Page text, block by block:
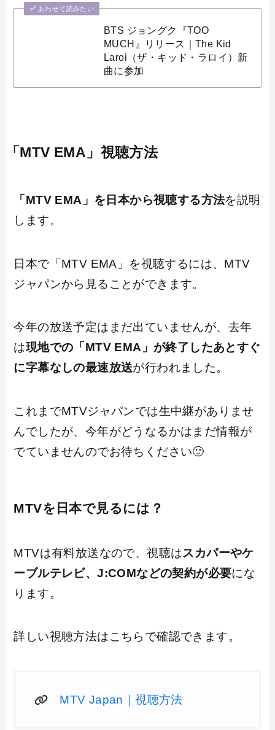
あわせて読みたい
BTS ジョングク『TOO
MUCH』リリース｜The Kid
Laroi（ザ・キッド・ラロイ）新
曲に参加
「MTV EMA」視聴方法
「MTV EMA」を日本から視聴する方法を説明
します。
日本で「MTV EMA」を視聴するには、MTV
ジャパンから見ることができます。
今年の放送予定はまだ出ていませんが、去年
は現地での「MTV EMA」が終了したあとすぐ
に字幕なしの最速放送が行われました。
これまでMTVジャパンでは生中継がありませ
んでしたが、今年がどうなるかはまだ情報が
でていませんのでお待ちください🙂
MTVを日本で見るには？
MTVは有料放送なので、視聴はスカパーやケ
ーブルテレビ、J:COMなどの契約が必要にな
ります。
詳しい視聴方法はこちらで確認できます。
MTV Japan｜視聴方法